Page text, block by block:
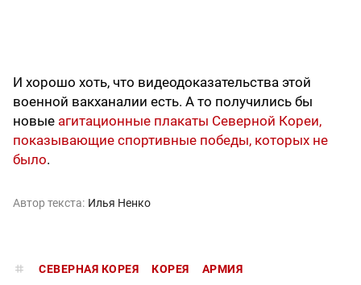
И хорошо хоть, что видеодоказательства этой
военной вакханалии есть. А то получились бы
новые агитационные плакаты Северной Кореи,
показывающие спортивные победы, которых не
было.
Автор текста: Илья Ненко
СЕВЕРНАЯ КОРЕЯ КОРЕЯ АРМИЯ